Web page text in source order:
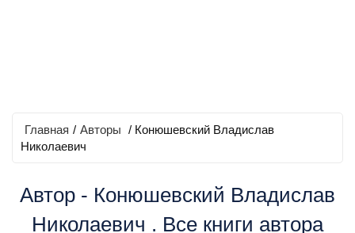
Главная / Авторы / Конюшевский Владислав
Николаевич
Автор - Конюшевский Владислав
Николаевич . Все книги автора